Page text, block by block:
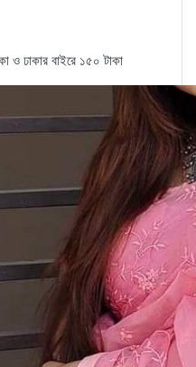
ও ঢাকার বাইরে ১৫০ টাকা